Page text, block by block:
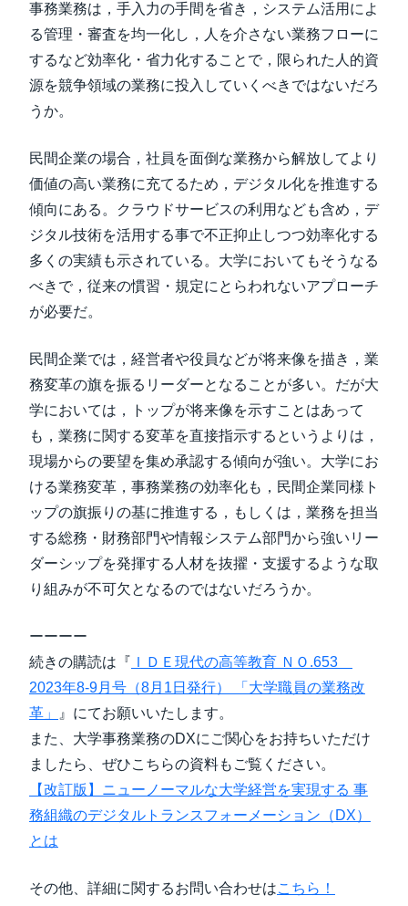
事務業務は，手入力の手間を省き，システム活用によ
る管理・審査を均一化し，人を介さない業務フローに
するなど効率化・省力化することで，限られた人的資
源を競争領域の業務に投入していくべきではないだろ
うか。
民間企業の場合，社員を面倒な業務から解放してより
価値の高い業務に充てるため，デジタル化を推進する
傾向にある。クラウドサービスの利用なども含め，デ
ジタル技術を活用する事で不正抑止しつつ効率化する
多くの実績も示されている。大学においてもそうなる
べきで，従来の慣習・規定にとらわれないアプローチ
が必要だ。
民間企業では，経営者や役員などが将来像を描き，業
務変革の旗を振るリーダーとなることが多い。だが大
学においては，トップが将来像を示すことはあって
も，業務に関する変革を直接指示するというよりは，
現場からの要望を集め承認する傾向が強い。大学にお
ける業務変革，事務業務の効率化も，民間企業同様ト
ップの旗振りの基に推進する，もしくは，業務を担当
する総務・財務部門や情報システム部門から強いリー
ダーシップを発揮する人材を抜擢・支援するような取
り組みが不可欠となるのではないだろうか。
ーーーー
続きの購読は『 ＩＤＥ現代の高等教育 ＮＯ.653
2023年8-9月号（8月1日発行） 「大学職員の業務改
革」
』にてお願いいたします。
また、大学事務業務のDXにご関心をお持ちいただけ
ましたら、ぜひこちらの資料もご覧ください。
【改訂版】ニューノーマルな大学経営を実現する 事
務組織のデジタルトランスフォーメーション（DX）
とは
その他、詳細に関するお問い合わせはこちら！